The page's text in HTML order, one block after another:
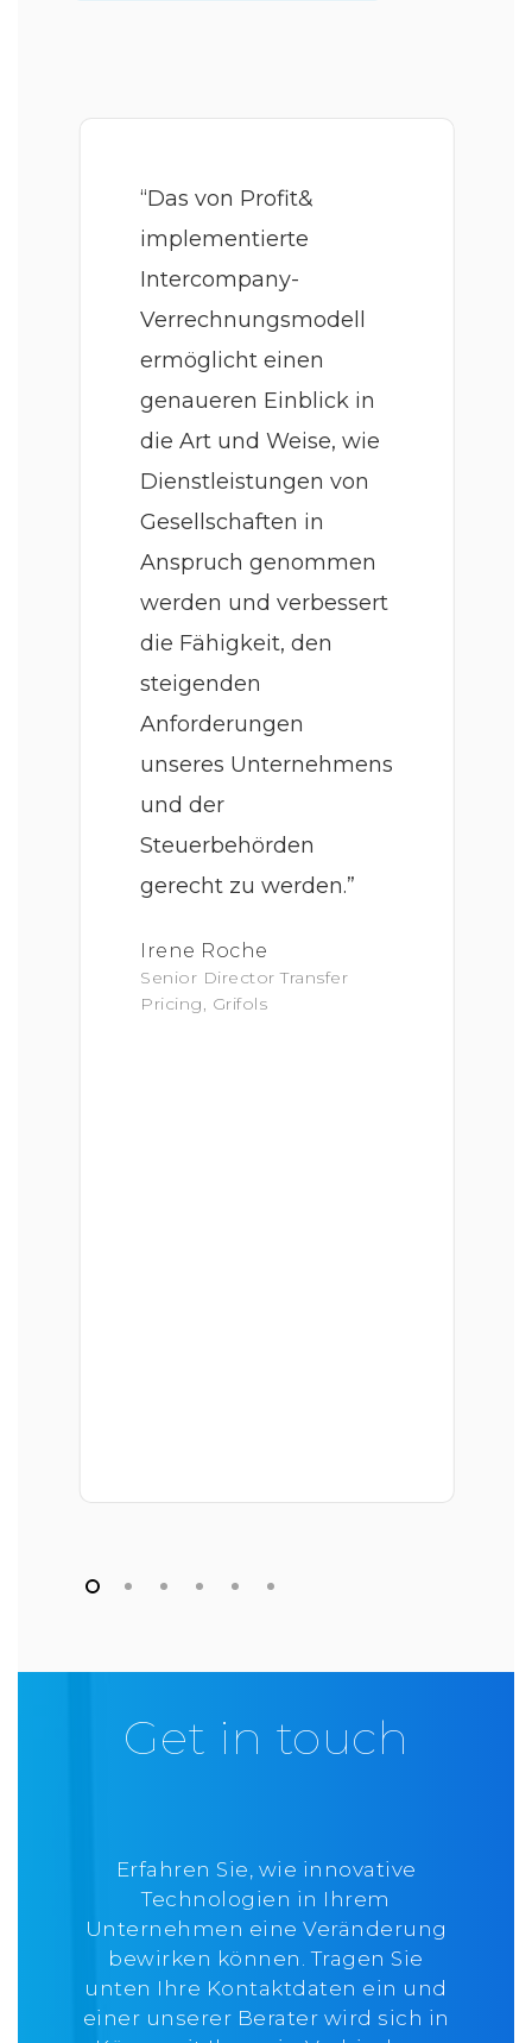
“Das von Profit&
implementierte
Intercompany-
Verrechnungsmodell
ermöglicht einen
genaueren Einblick in
die Art und Weise, wie
Dienstleistungen von
Gesellschaften in
Anspruch genommen
werden und verbessert
die Fähigkeit, den
steigenden
Anforderungen
unseres Unternehmens
und der
Steuerbehörden
gerecht zu werden.”
Irene Roche
Senior Director Transfer
Pricing, Grifols
Get in touch
Erfahren Sie, wie innovative
Technologien in Ihrem
Unternehmen eine Veränderung
bewirken können. Tragen Sie
unten Ihre Kontaktdaten ein und
einer unserer Berater wird sich in